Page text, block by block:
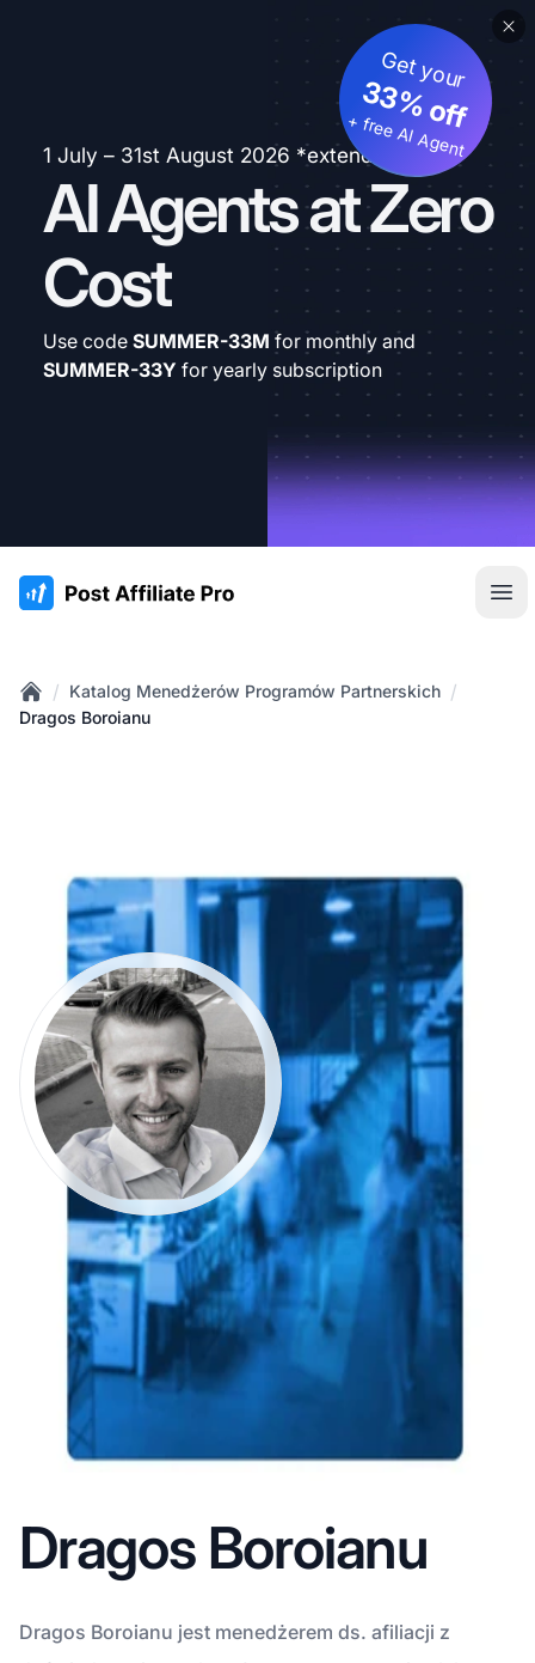
1 July – 31st August 2026 *extended
AI Agents at Zero
Cost
Get your
33% off
+ free AI Agent
Use code SUMMER-33M for monthly and
SUMMER-33Y for yearly subscription
:site.title
Home
/ Katalog Menedżerów Programów Partnerskich /
Dragos Boroianu
Dragos Boroianu
Dragos Boroianu jest menedżerem ds. afiliacji z